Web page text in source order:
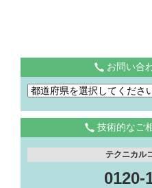
お問い合
技術的なご
テクニカル
0120-